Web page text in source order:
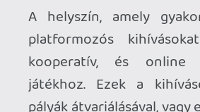
móka, ha az egyes játékmódokhoz
8-10, vagy még több pálya is
Tehát van itt kontent, csak
túlságosan is erős az
érzése, és anyagában,
érzésében ezek a kihívások